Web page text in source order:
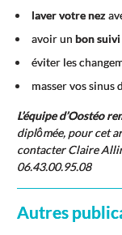
laver votre nez
avoir un bon
éviter les
masser vos sinus
L’équipe d’Oostéo
diplômée, pour cet
contacter Claire
06.43.00.95.08
Autres